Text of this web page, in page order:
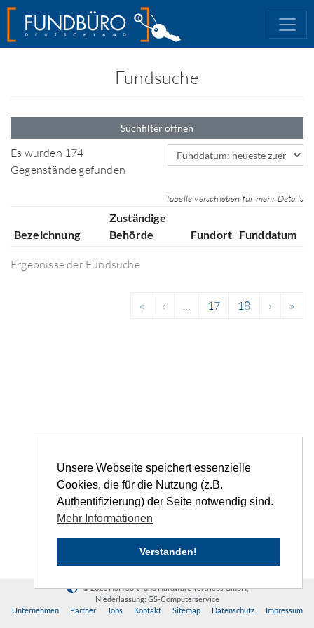
Unsere Webseite speichert essenzielle
Cookies, die für die Nutzung (z.B.
Authentifizierung) der Seite notwendig sind.
Mehr Informationen
Verstanden!
Fundsuche
Suchfilter öffnen
Es wurden 174
Gegenstände gefunden
Sortierfeld
Tabelle verschieben für mehr Details
Ergebnisse der Fundsuche
Bezeichnung
Zuständige
Behörde
Fundort Funddatum
« ‹ ... 17 18 › »
© 2026 HSH Soft- und Hardware Vertriebs GmbH,
Niederlassung: GS-Computerservice
Unternehmen
Partner Jobs Kontakt Sitemap Datenschutz Impressum